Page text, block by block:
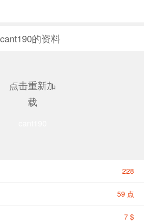
cant190的资料
点击重新加
载
228
59 点
7 $